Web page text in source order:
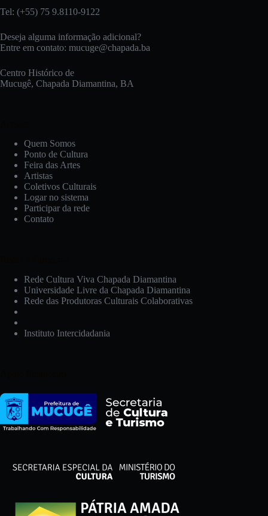
Tel: (+55) 75 9.8110-9122
Deseja alguma informação adicional?
Entre em contato: mucuge@chapada.ba
Centro Histórico de
Mucugê, Chapada Diamantina, BA
Quem Somos
Ponto de Cultura
Feira das Artes
Artistas
Coletivos Culturais
Logar no sistema
Participar da rede
Contato
Rede Cultura Viva Chapada Diamantina
Universidade Livre da Chapada Diamantina
Rede das Produtoras Culturais Colaborativas
Instituto Intercidadania